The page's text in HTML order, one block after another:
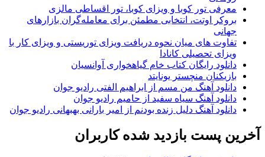
معرفی تور کوبا و ویزای کوبا، تور اقساطی مالزی
بروکر اوتت، انتخابی مطمئن برای معامله‌گران بازارهای
جهانی
تفاوت های میان نحوه دریافت ویزای توریستی و ویزای کار با
ویزای تحصیلی کانادا
دانلود رایگان کتاب خام گیاهخواری آوانسیان
بازیکنان منچستر یونایتد
دانلود آهنگ من مسم از ابراهیم الفتی رادیو جوان
دانلود آهنگ سیاه سفید از حامیم رادیو جوان
دانلود آهنگ دلیل زنده بودنم از امیر بارانی بهبهانی رادیو جوان
پست بازدید شده کاربران